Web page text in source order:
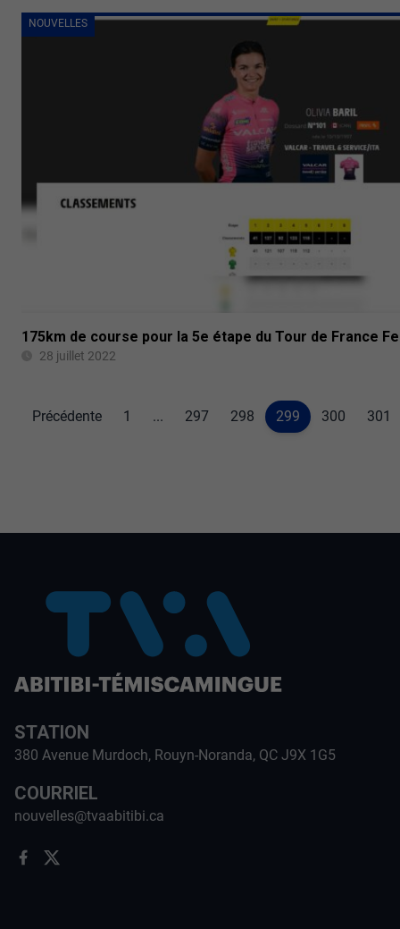
NOUVELLES
175km de course pour la 5e étape du Tour de France
28 juillet 2022
Précédente 1 ... 297 298 299 300 301
STATION
380 Avenue Murdoch, Rouyn-Noranda, QC J9X 1G5
COURRIEL
nouvelles@tvaabitibi.ca